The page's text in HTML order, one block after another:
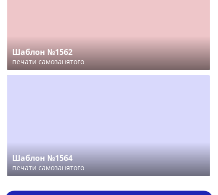
Шаблон №1562
печати самозанятого
Шаблон №1564
печати самозанятого